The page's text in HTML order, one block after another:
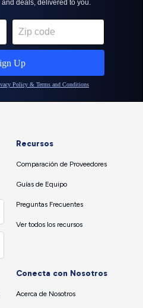
Recursos
Comparación de Proveedores
Guías de Equipo
Preguntas Frecuentes
Ver todos los recursos
Conecta con Nosotros
Acerca de Nosotros